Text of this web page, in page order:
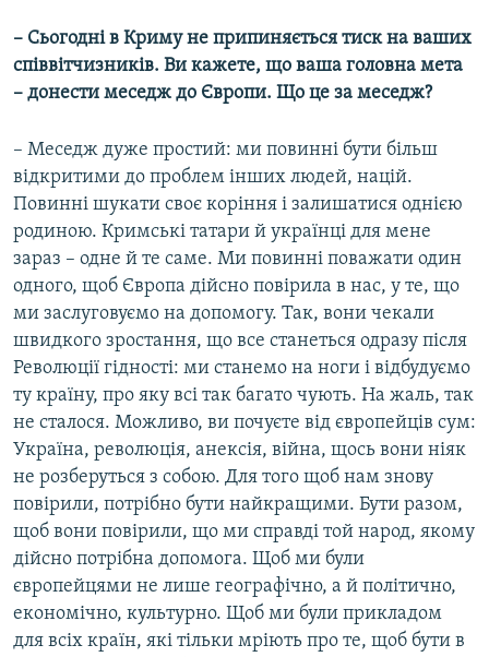
– Сьогодні в Криму не припиняється тиск на ваших
співвітчизників. Ви кажете, що ваша головна мета
– донести меседж до Європи. Що це за меседж?
– Меседж дуже простий: ми повинні бути більш
відкритими до проблем інших людей, націй.
Повинні шукати своє коріння і залишатися однією
родиною. Кримські татари й українці для мене
зараз – одне й те саме. Ми повинні поважати один
одного, щоб Європа дійсно повірила в нас, у те, що
ми заслуговуємо на допомогу. Так, вони чекали
швидкого зростання, що все станеться одразу після
Революції гідності: ми станемо на ноги і відбудуємо
ту країну, про яку всі так багато чують. На жаль, так
не сталося. Можливо, ви почуєте від європейців сум:
Україна, революція, анексія, війна, щось вони ніяк
не розберуться з собою. Для того щоб нам знову
повірили, потрібно бути найкращими. Бути разом,
щоб вони повірили, що ми справді той народ, якому
дійсно потрібна допомога. Щоб ми були
європейцями не лише географічно, а й політично,
економічно, культурно. Щоб ми були прикладом
для всіх країн, які тільки мріють про те, щоб бути в